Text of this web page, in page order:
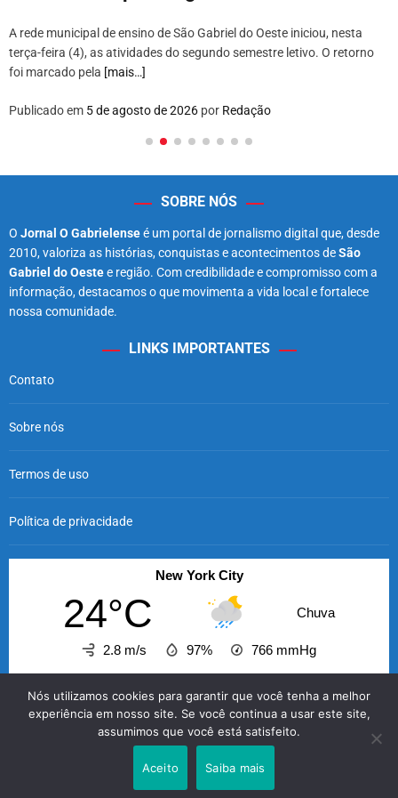
A rede municipal de ensino de São Gabriel do Oeste iniciou, nesta
terça-feira (4), as atividades do segundo semestre letivo. O retorno
foi marcado pela [mais…]
Publicado em 5 de agosto de 2026 por Redação
SOBRE NÓS
O Jornal O Gabrielenseé um portal de jornalismo digital que, desde
2010, valoriza as histórias, conquistas e acontecimentos deSão
Gabriel do Oestee região. Com credibilidade e compromisso com a
informação, destacamos o que movimenta a vida local e fortalece
nossa comunidade.
LINKS IMPORTANTES
Contato
Sobre nós
Termos de uso
Política de privacidade
New York City
24°C Chuva
2.8 m/s 97% 766 mmHg
24°C 23°C 23°C 23°C
Nós utilizamos cookies para garantir que você tenha a melhor
experiência em nosso site. Se você continua a usar este site,
assumimos que você está satisfeito.
Aceito Saiba mais